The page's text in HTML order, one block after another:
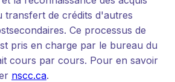
transfert de crédits d'autres
Ce processus de
pris en charge par le bureau du
cours par cours. Pour en savoir
nscc.ca.